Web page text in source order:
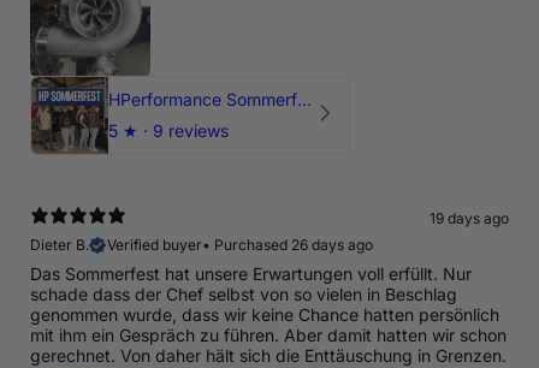
HPerformance Sommerfest 2026
5 ★ · 9 reviews
19 days ago
Dieter B.
Verified buyer• Purchased 26 days ago
Das Sommerfest hat unsere Erwartungen voll erfüllt. Nur
schade dass der Chef selbst von so vielen in Beschlag
genommen wurde, dass wir keine Chance hatten persönlich
mit ihm ein Gespräch zu führen. Aber damit hatten wir schon
gerechnet. Von daher hält sich die Enttäuschung in Grenzen.